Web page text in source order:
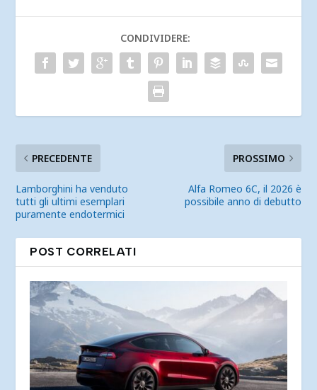
CONDIVIDERE:
PRECEDENTE
Lamborghini ha venduto
tutti gli ultimi esemplari
puramente endotermici
PROSSIMO
Alfa Romeo 6C, il 2026 è
possibile anno di debutto
POST CORRELATI